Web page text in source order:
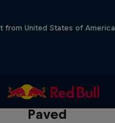
from United States of America
Paved